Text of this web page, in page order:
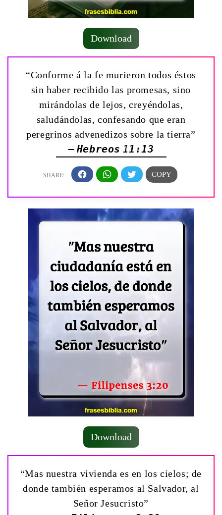
Download
“Conforme á la fe murieron todos éstos
sin haber recibido las promesas, sino
mirándolas de lejos, creyéndolas,
saludándolas, confesando que eran
peregrinos advenedizos sobre la tierra”
— Hebreos 11:13
Download
“Mas nuestra vivienda es en los cielos; de
donde también esperamos al Salvador, al
Señor Jesucristo”